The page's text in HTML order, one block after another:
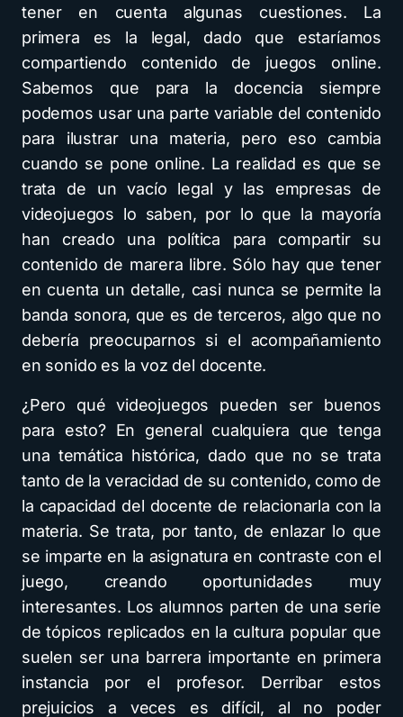
tener en cuenta algunas cuestiones. La
primera es la legal, dado que estaríamos
compartiendo contenido de juegos online.
Sabemos que para la docencia siempre
podemos usar una parte variable del contenido
para ilustrar una materia, pero eso cambia
cuando se pone online. La realidad es que se
trata de un vacío legal y las empresas de
videojuegos lo saben, por lo que la mayoría
han creado una política para compartir su
contenido de marera libre. Sólo hay que tener
en cuenta un detalle, casi nunca se permite la
banda sonora, que es de terceros, algo que no
debería preocuparnos si el acompañamiento
en sonido es la voz del docente.
¿Pero qué videojuegos pueden ser buenos
para esto? En general cualquiera que tenga
una temática histórica, dado que no se trata
tanto de la veracidad de su contenido, como de
la capacidad del docente de relacionarla con la
materia. Se trata, por tanto, de enlazar lo que
se imparte en la asignatura en contraste con el
juego, creando oportunidades muy
interesantes. Los alumnos parten de una serie
de tópicos replicados en la cultura popular que
suelen ser una barrera importante en primera
instancia por el profesor. Derribar estos
prejuicios a veces es difícil, al no poder